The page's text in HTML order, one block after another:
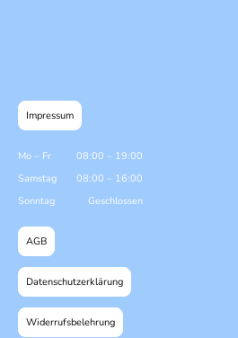
Impressum
Mo – Fr 08:00 – 19:00
Samstag
08:00 – 16:00
Sonntag
Geschlossen
AGB
Datenschutzerklärung
Widerrufsbelehrung